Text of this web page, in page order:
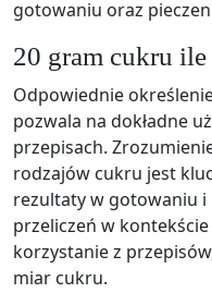
gotowaniu oraz
20 gram cukru ile
Odpowiednie
pozwala na dokładne
przepisach.
rodzajów cukru jest
rezultaty w gotowaniu i
przeliczeń w kontekście
korzystanie z
miar cukru.